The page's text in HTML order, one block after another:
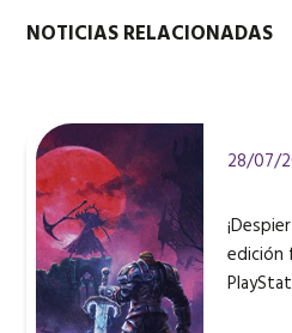
NOTICIAS RELACIONADAS
28/07/
edición